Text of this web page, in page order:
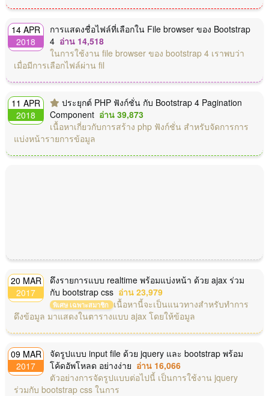
14 APR
2018
การแสดงชื่อไฟล์ที่เลือกใน File browser ของ Bootstrap
4 อ่าน 14,518
ในการใช้งาน file browser ของ bootstrap 4 เราพบว่า
เมื่อมีการเลือกไฟล์ผ่าน fil
11 APR
2018
ประยุกต์ PHP ฟังก์ชั่น กับ Bootstrap 4 Pagination
Component อ่าน 39,873
เนื้อหาเกี่ยวกับการสร้าง php ฟังก์ชั่น สำหรับจัดการการ
แบ่งหน้ารายการข้อมูล
20 MAR
2017
ดึงรายการแบบ realtime พร้อมแบ่งหน้า ด้วย ajax ร่วม
กับ bootstrap css อ่าน 23,979
พิเศษ เฉพาะสมาชิก เนื้อหานี้จะเป็นแนวทางสำหรับทำการ
ดึงข้อมูล มาแสดงในตารางแบบ ajax โดยให้ข้อมูล
09 MAR
2017
จัดรูปแบบ input file ด้วย jquery และ bootstrap พร้อม
โค้ดอัพโหลด อย่างง่าย อ่าน 16,066
ตัวอย่างการจัดรูปแบบต่อไปนี้ เป็นการใช้งาน jquery
ร่วมกับ bootstrap css ในการ